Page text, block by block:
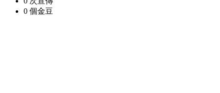
0 個金豆